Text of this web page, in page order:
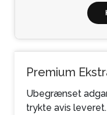
Premium
Ubegrænset
trykte avis leveret.